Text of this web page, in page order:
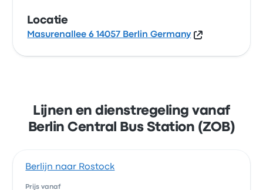
Locatie
Masurenallee 6 14057 Berlin Germany
Lijnen en dienstregeling vanaf
Berlin Central Bus Station (ZOB)
Berlijn naar Rostock
Prijs vanaf